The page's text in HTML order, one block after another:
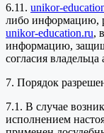
6.11. unikor-
либо информацию,
unikor-education.ru,
информацию,
согласия владельца
7. Порядок
7.1. В случае
исполнением